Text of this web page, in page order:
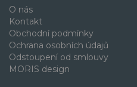
O nás
Kontakt
Obchodní podmínky
Ochrana osobních údajů
Odstoupení od smlouvy
MORIS design